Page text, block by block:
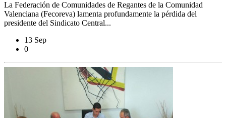
La Federación de Comunidades de Regantes de la Comunidad
Valenciana (Fecoreva) lamenta profundamente la pérdida del
presidente del Sindicato Central...
13 Sep
0